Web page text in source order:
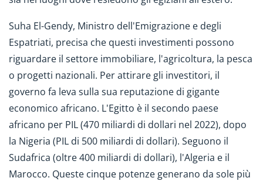
Suha El-Gendy, Ministro dell'Emigrazione e degli
Espatriati, precisa che questi investimenti possono
riguardare il settore immobiliare, l'agricoltura, la pesca
o progetti nazionali. Per attirare gli investitori, il
governo fa leva sulla sua reputazione di gigante
economico africano. L'Egitto è il secondo paese
africano per PIL (470 miliardi di dollari nel 2022), dopo
la Nigeria (PIL di 500 miliardi di dollari). Seguono il
Sudafrica (oltre 400 miliardi di dollari), l'Algeria e il
Marocco. Queste cinque potenze generano da sole più